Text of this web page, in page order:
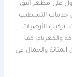
على مظهر أنيق
خدمات التشطيب
تركيب الأرضيات،
والكهرباء. كما
والجمال في